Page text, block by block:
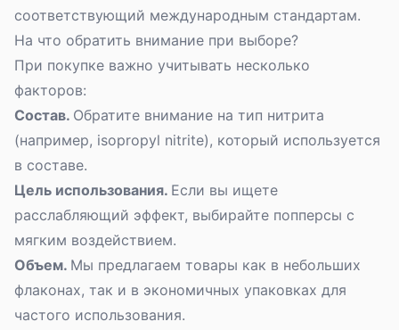
соответствующий международным стандартам.
На что обратить внимание при выборе?
При покупке важно учитывать несколько
факторов:
Состав. Обратите внимание на тип нитрита
(например, isopropyl nitrite), который используется
в составе.
Цель использования. Если вы ищете
расслабляющий эффект, выбирайте попперсы с
мягким воздействием.
Объем. Мы предлагаем товары как в небольших
флаконах, так и в экономичных упаковках для
частого использования.